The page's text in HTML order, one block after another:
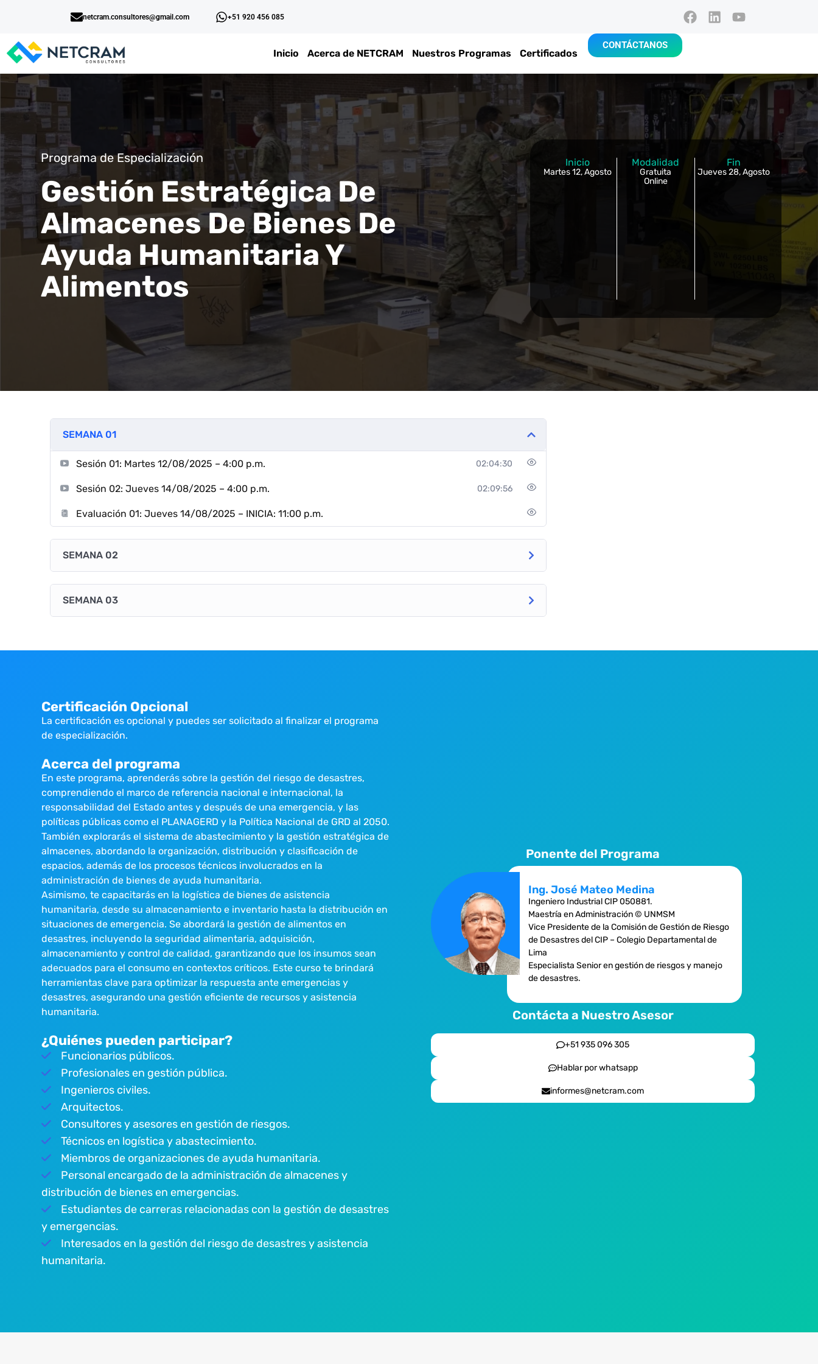
+51 920 456 085
netcram.consultores@gmail.com
Inicio Acerca de NETCRAM Nuestros Programas Certificados
CONTÁCTANOS
Programa de Especialización
Gestión Estratégica De
Almacenes De Bienes De
Ayuda Humanitaria Y
Alimentos
Inicio
Martes 12, Agosto
Modalidad
Gratuita
Online
Fin
Jueves 28, Agosto
SEMANA 01
Sesión 01: Martes 12/08/2025 – 4:00 p.m. 02:04:30
Sesión 02: Jueves 14/08/2025 – 4:00 p.m. 02:09:56
Evaluación 01: Jueves 14/08/2025 – INICIA: 11:00 p.m.
SEMANA 02
SEMANA 03
Ponente del Programa
Ing. José Mateo Medina
Ingeniero Industrial CIP 050881.
Maestría en Administración © UNMSM
Vice Presidente de la Comisión de Gestión de Riesgo
de Desastres del CIP – Colegio Departamental de
Lima
Especialista Senior en gestión de riesgos y manejo
de desastres.
Contácta a Nuestro Asesor
+51 935 096 305
Hablar por whatsapp
informes@netcram.com
Certificación Opcional
La certificación es opcional y puedes ser solicitado al finalizar el programa
de especialización.
Acerca del programa
En este programa, aprenderás sobre la gestión del riesgo de desastres,
comprendiendo el marco de referencia nacional e internacional, la
responsabilidad del Estado antes y después de una emergencia, y las
políticas públicas como el PLANAGERD y la Política Nacional de GRD al 2050.
También explorarás el sistema de abastecimiento y la gestión estratégica de
almacenes, abordando la organización, distribución y clasificación de
espacios, además de los procesos técnicos involucrados en la
administración de bienes de ayuda humanitaria.
Asimismo, te capacitarás en la logística de bienes de asistencia
humanitaria, desde su almacenamiento e inventario hasta la distribución en
situaciones de emergencia. Se abordará la gestión de alimentos en
desastres, incluyendo la seguridad alimentaria, adquisición,
almacenamiento y control de calidad, garantizando que los insumos sean
adecuados para el consumo en contextos críticos. Este curso te brindará
herramientas clave para optimizar la respuesta ante emergencias y
desastres, asegurando una gestión eficiente de recursos y asistencia
humanitaria.
¿Quiénes pueden participar?
Funcionarios públicos.
Profesionales en gestión pública.
Ingenieros civiles.
Arquitectos.
Consultores y asesores en gestión de riesgos.
Técnicos en logística y abastecimiento.
Miembros de organizaciones de ayuda humanitaria.
Personal encargado de la administración de almacenes y
distribución de bienes en emergencias.
Estudiantes de carreras relacionadas con la gestión de desastres
y emergencias.
Interesados en la gestión del riesgo de desastres y asistencia
humanitaria.